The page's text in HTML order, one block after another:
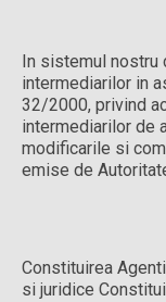
In sistemul nostru
intermediarilor in
32/2000, privind
intermediarilor de
modificarile si
emise de
Constituirea
si juridice